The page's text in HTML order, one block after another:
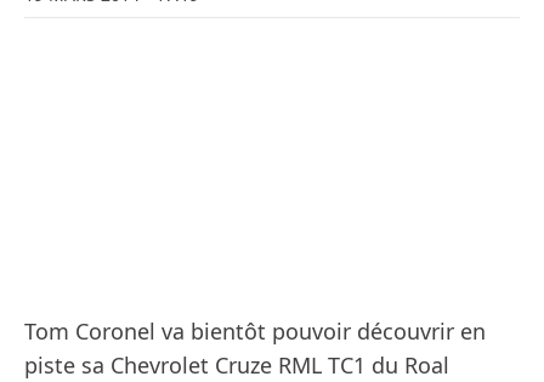
Tom Coronel va bientôt pouvoir découvrir en
piste sa Chevrolet Cruze RML TC1 du Roal